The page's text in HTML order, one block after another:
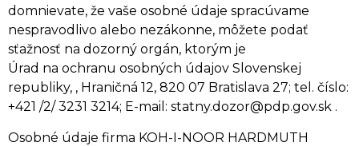
domnievate, že vaše osobné údaje spracúvame
nespravodlivo alebo nezákonne, môžete podať
sťažnosť na dozorný orgán, ktorým je
Úrad na ochranu osobných údajov Slovenskej
republiky, , Hraničná 12, 820 07 Bratislava 27; tel. číslo:
+421 /2/ 3231 3214; E-mail: statny.dozor@pdp.gov.sk .
Osobné údaje firma KOH-I-NOOR HARDMUTH